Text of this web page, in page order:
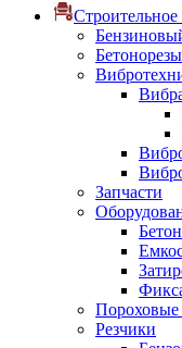
Бетонорезы
Запчасти
Пороховые
Резчики